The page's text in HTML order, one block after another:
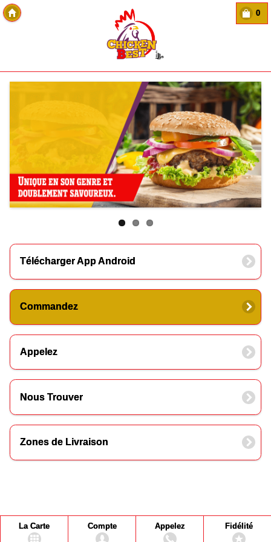
0
Télécharger App Android
Commandez
Appelez
Nous Trouver
Zones de Livraison
La Carte Compte Appelez Fidélité
Copyright Des-click